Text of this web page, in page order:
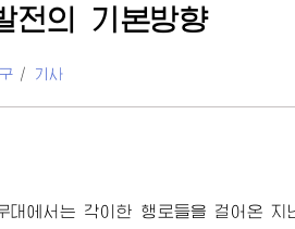
전의 기본방향
/ 기사
대에서는 각이한 행로들을 걸어온